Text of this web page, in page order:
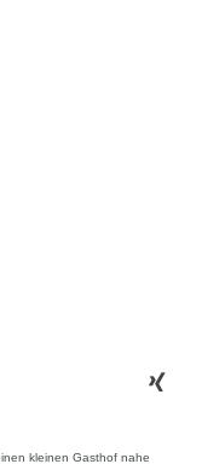
kleinen Gasthof nahe